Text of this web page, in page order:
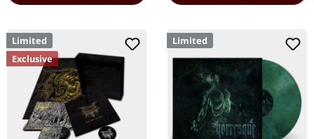
Limited
Exclusive
Limited